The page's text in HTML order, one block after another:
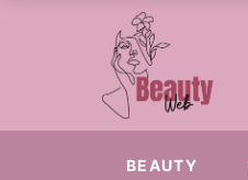
BEAUTY